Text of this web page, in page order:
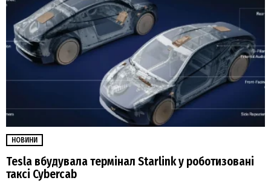
НОВИНИ
Tesla вбудувала термінал Starlink у роботизовані
таксі Cybercab